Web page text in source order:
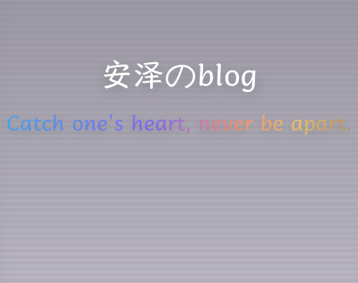
安泽のblog
Catch one's heart, never be apart.